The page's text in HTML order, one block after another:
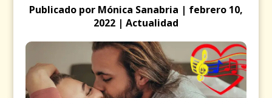
Publicado por Mónica Sanabria | febrero 10,
2022 | Actualidad